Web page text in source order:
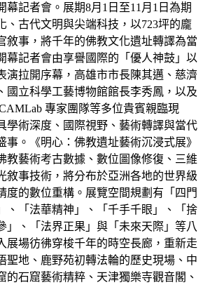
幕記者會。展期8月1日至11月1日為期
、古代文明與尖端科技，以723坪的龐
敘事，將千年的佛教文化遺址轉譯為當
幕記者會由享譽國際的「優人神鼓」以
演拉開序幕，高雄市市長陳其邁、慈濟
國立科學工藝博物館館長李秀鳳，以及
專家團隊等多位貴賓親臨現
學術深度、國際視野、藝術轉譯與當代
事。《明心：佛教遺址藝術沉浸式展》
教藝術考古數據、數位圖像修復、三維
敘事技術，將分布於亞洲各地的世界級
度的數位重構。展覽空間規劃有「四門
、「法華精神」、「千手千眼」、「捨
」、「法界正果」與「未來天際」等八
展場彷彿穿梭千年的時空長廊，重新走
聖地、鹿野苑初轉法輪的歷史現場、中
的石窟藝術精粹、天津獨樂寺觀音閣、